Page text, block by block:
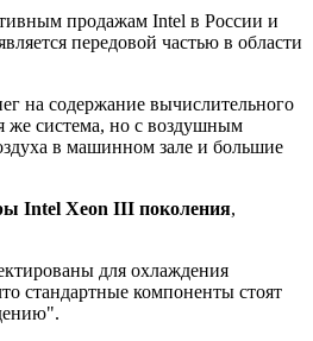
продажам Intel в России и
передовой частью в области
на содержание вычислительного
же система, но с воздушным
в машинном зале и большие
Intel Xeon III поколения,
для охлаждения
стандартные компоненты стоят